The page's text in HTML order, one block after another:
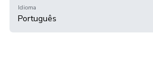
Idioma
Português